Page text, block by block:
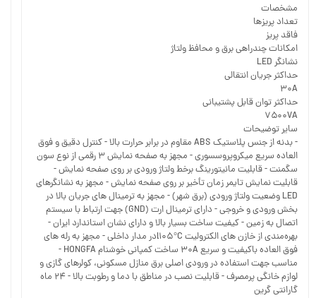
مشخصات
تعداد پریزها
فاقد پریز
امکانات چندراهی برق و محافظ ولتاژ
نشانگر LED
حداکثر جریان انتقالی
۳۰A
حداکثر توان قابل پشتیبانی
۷۵۰۰VA
سایر توضیحات
- بدنه از جنس پلاستیک ABS مقاوم در برابر حرارت بالا - کنترل دقیق و فوق
العاده سریع میکروپروسسوری - مجهز به صفحه نمایش ۳ رقمی از نوع سون
سگمنت - قابلیت مانیتورینگ برخط ولتاژ ورودی بر روی صفحه نمایش -
قابلیت نمایش تایمر زمان تأخیر بر روی صفحه نمایش - مجهز به نشانگرهای
LED وضعیت ولتاژ ورودی (برق شهر) - مجهز به ترمینال های جریان بالا در
بخش ورودی و خروجی - دارای ترمینال ارت (GND) جهت ارتباط با سیستم
اتصال به زمین - کیفیت ساخت بسیار بالا و دارای نشان استاندارد ایران -
بهره‌مندی از خازن‌ های الکترولیت l۱۰۵°Cدر مدار داخلی - مجهز به رله های
فوق العاده باکیفیت و سریع ۳۰A ساخت کمپانی خوشنام HONGFA -
مناسب جهت استفاده در ورودی اصلی برق منازل مسکونی، کولرهای گازی و
لوازم خانگی پرمصرف - قابلیت نصب در مناطق با دما و رطوبت بالا - ۲۴ ماه
گارانتی گرین